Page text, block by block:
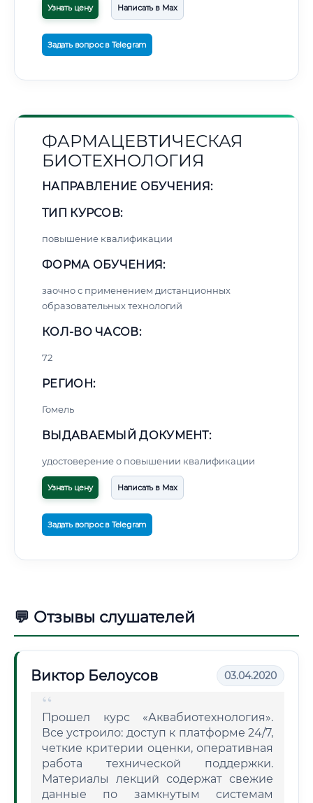
Узнать цену Написать в Max
Задать вопрос в Telegram
ФАРМАЦЕВТИЧЕСКАЯ
БИОТЕХНОЛОГИЯ
НАПРАВЛЕНИЕ ОБУЧЕНИЯ:
ТИП КУРСОВ:
повышение квалификации
ФОРМА ОБУЧЕНИЯ:
заочно с применением дистанционных
образовательных технологий
КОЛ-ВО ЧАСОВ:
72
РЕГИОН:
Гомель
ВЫДАВАЕМЫЙ ДОКУМЕНТ:
удостоверение о повышении квалификации
Узнать цену Написать в Max
Задать вопрос в Telegram
💬 Отзывы слушателей
Виктор Белоусов 03.04.2020
Прошел курс «Аквабиотехнология».
Все устроило: доступ к платформе 24/7,
четкие критерии оценки, оперативная
работа технической поддержки.
Материалы лекций содержат свежие
данные по замкнутым системам